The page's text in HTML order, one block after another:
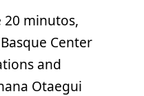
20 minutos,
Center
and
Otaegui